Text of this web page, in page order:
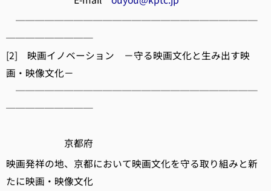
─────────────────────────
─────────
[2] 映画イノベーション －守る映画文化と生み出す映
画・映像文化－
─────────────────────────
─────────
京都府
映画発祥の地、京都において映画文化を守る取り組みと新
たに映画・映像文化